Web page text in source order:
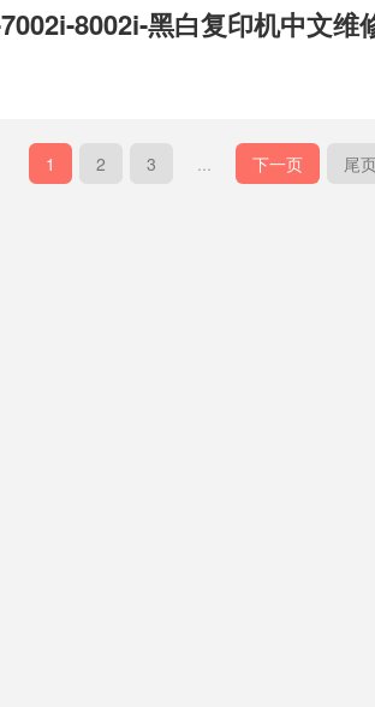
8002i-黑白复印机中文维
1 2 3 ... 下一页 尾